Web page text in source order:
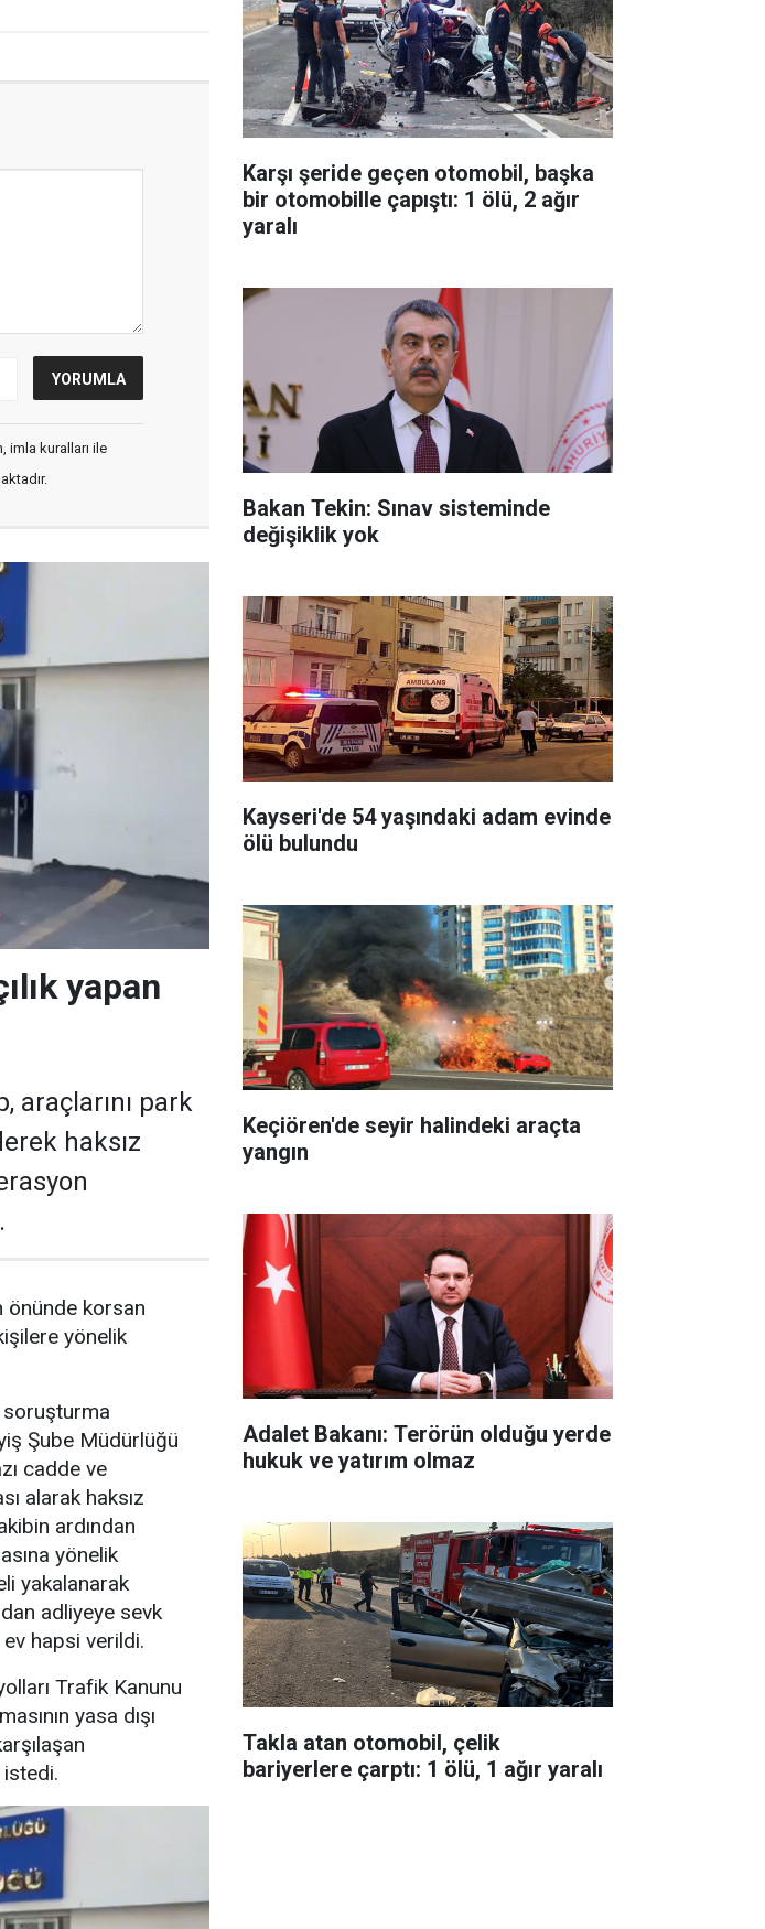
imla kuralları ile
yapan
araçlarını park
haksız
önünde korsan
yönelik
soruşturma
Şube Müdürlüğü
cadde ve
alarak haksız
ardından
yönelik
yakalanarak
adliyeye sevk
ev hapsi verildi.
Trafik Kanunu
yasa dışı
Karşı şeride geçen otomobil, başka
bir otomobille çapıştı: 1 ölü, 2 ağır
yaralı
Bakan Tekin: Sınav sisteminde
değişiklik yok
Kayseri'de 54 yaşındaki adam evinde
ölü bulundu
Keçiören'de seyir halindeki araçta
yangın
Adalet Bakanı: Terörün olduğu yerde
hukuk ve yatırım olmaz
Takla atan otomobil, çelik
bariyerlere çarptı: 1 ölü, 1 ağır yaralı